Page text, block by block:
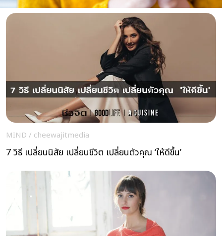
MIND / cheewajitmedia
7 วิธี เปลี่ยนนิสัย เปลี่ยนชีวิต เปลี่ยนตัวคุณ ‘ให้ดีขึ้น’